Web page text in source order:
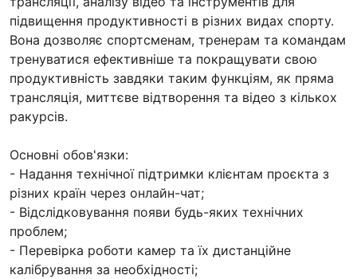
підвищення продуктивності в різних видах спорту.
Вона дозволяє спортсменам, тренерам та командам
тренуватися ефективніше та покращувати свою
продуктивність завдяки таким функціям, як пряма
трансляція, миттєве відтворення та відео з кількох
ракурсів.
Основні обов'язки:
- Надання технічної підтримки клієнтам проєкта з
різних країн через онлайн-чат;
- Відслідковування появи будь-яких технічних
проблем;
- Перевірка роботи камер та їх дистанційне
калібрування за необхідності;